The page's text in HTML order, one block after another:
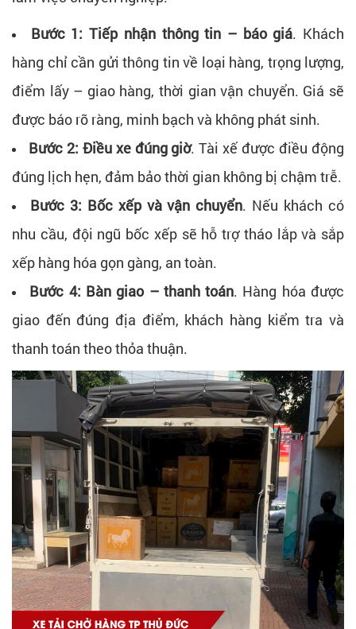
Bước 1: Tiếp nhận thông tin – báo giá. Khách
hàng chỉ cần gửi thông tin về loại hàng, trọng lượng,
điểm lấy – giao hàng, thời gian vận chuyển. Giá sẽ
được báo rõ ràng, minh bạch và không phát sinh.
Bước 2: Điều xe đúng giờ. Tài xế được điều động
đúng lịch hẹn, đảm bảo thời gian không bị chậm trễ.
Bước 3: Bốc xếp và vận chuyển. Nếu khách có
nhu cầu, đội ngũ bốc xếp sẽ hỗ trợ tháo lắp và sắp
xếp hàng hóa gọn gàng, an toàn.
Bước 4: Bàn giao – thanh toán. Hàng hóa được
giao đến đúng địa điểm, khách hàng kiểm tra và
thanh toán theo thỏa thuận.